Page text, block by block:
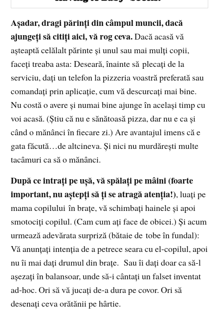
Aşadar, dragi părinţi din câmpul muncii, dacă
ajungeţi să citiţi aici, vă rog ceva.Dacă acasă vă
aşteaptă celălalt părinte şi unul sau mai mulţi copii,
faceţi treaba asta: Deseară, înainte să plecaţi de la
serviciu, daţi un telefon la pizzeria voastră preferată sau
comandaţi prin aplicaţie, cum vă descurcaţi mai bine.
Nu costă o avere şi numai bine ajunge în acelaşi timp cu
voi acasă. (Ştiu că nu e sănătoasă pizza, dar nu e ca şi
când o mănânci în fiecare zi.) Are avantajul imens că e
gata făcută…de altcineva. Şi nici nu murdăreşti multe
tacâmuri ca să o mănânci.
După ce intraţi pe uşă, vă spălaţi pe mâini (foarte
important, nu aştepţi să ţi se atragă atenţia!), luaţi pe
mama copilului în braţe, vă schimbaţi hainele şi apoi
smotociţi copilul. (Cam cum aţi face de obicei.) Şi acum
urmează adevărata surpriză (bătaie de tobe în fundal):
Vă anunţaţi intenţia de a petrece seara cu el-copilul, apoi
nu îi mai daţi drumul din braţe. Sau îi daţi doar ca să-l
aşezaţi în balansoar, unde să-i cântaţi un falset inventat
ad-hoc. Ori să vă jucaţi de-a dura pe covor. Ori să
desenaţi ceva orătănii pe hârtie.